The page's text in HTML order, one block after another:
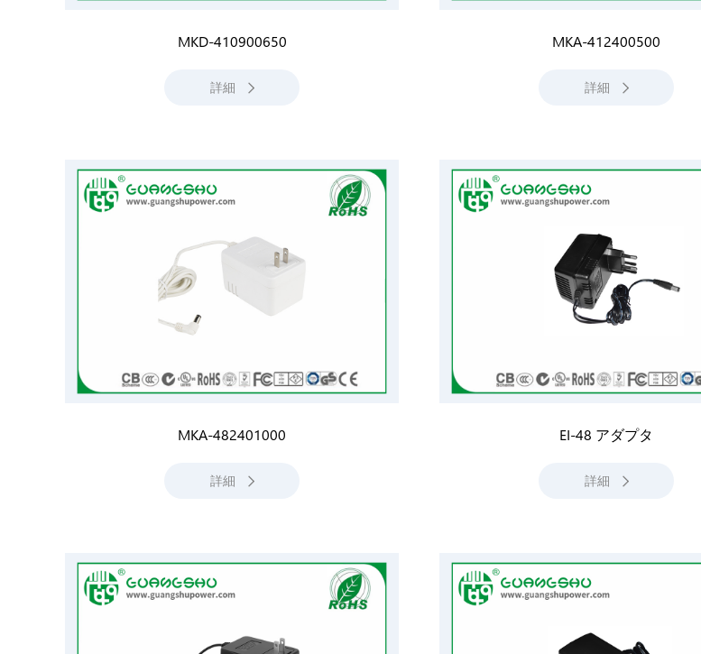
MKD-410900650
詳細
MKA-412400500
詳細
MKA-482401000
詳細
EI-48 アダプタ
詳細